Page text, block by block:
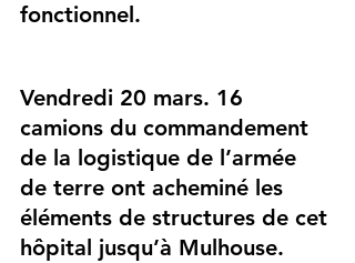
fonctionnel.
Vendredi 20 mars. 16
camions du commandement
de la logistique de l’armée
de terre ont acheminé les
éléments de structures de cet
hôpital jusqu’à Mulhouse.